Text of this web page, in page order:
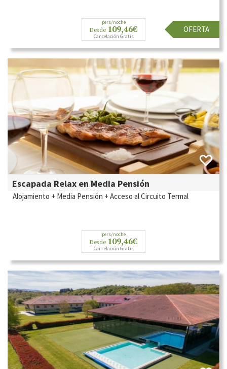
pers/noche
Desde 109,46€
Cancelación Gratis
OFERTA
Escapada Relax en Media Pensión
Alojamiento + Media Pensión + Acceso al Circuito Termal
pers/noche
Desde 109,46€
Cancelación Gratis